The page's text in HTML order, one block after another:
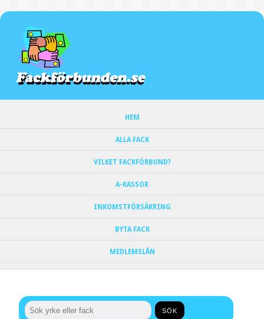
HEM
ALLA FACK
VILKET FACKFÖRBUND?
A-KASSOR
INKOMSTFÖRSÄKRING
BYTA FACK
MEDLEMSLÅN